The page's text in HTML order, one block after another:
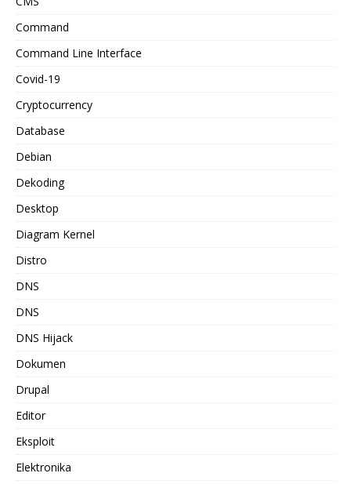
Command
Command Line Interface
Covid-19
Cryptocurrency
Database
Debian
Dekoding
Desktop
Diagram Kernel
Distro
DNS
DNS
DNS Hijack
Dokumen
Drupal
Editor
Eksploit
Elektronika